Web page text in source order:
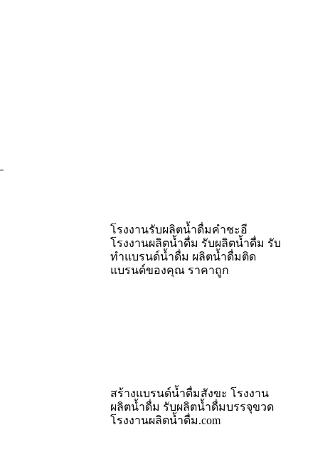
โรงงานรับผลิตน้ำดื่มคำชะอี
โรงงานผลิตน้ำดื่ม รับผลิตน้ำดื่ม รับ
ทำแบรนด์น้ำดื่ม ผลิตน้ำดื่มติด
แบรนด์ของคุณ ราคาถูก
สร้างแบรนด์น้ำดื่มสังขะ โรงงาน
ผลิตน้ำดื่ม รับผลิตน้ำดื่มบรรจุขวด
โรงงานผลิตน้ำดื่ม.com